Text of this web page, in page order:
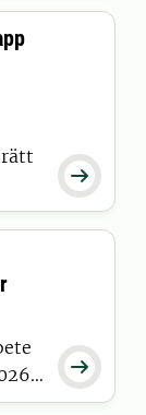

